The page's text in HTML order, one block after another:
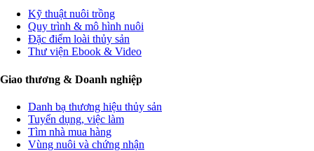
Kỹ thuật nuôi trồng
Quy trình & mô hình nuôi
Đặc điểm loài thủy sản
Thư viện Ebook & Video
Giao thương & Doanh nghiệp
Danh bạ thương hiệu thủy sản
Tuyển dụng, việc làm
Tìm nhà mua hàng
Vùng nuôi và chứng nhận